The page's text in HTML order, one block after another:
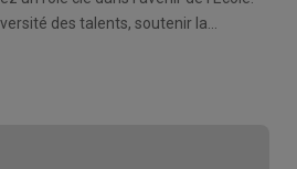
des talents, soutenir la